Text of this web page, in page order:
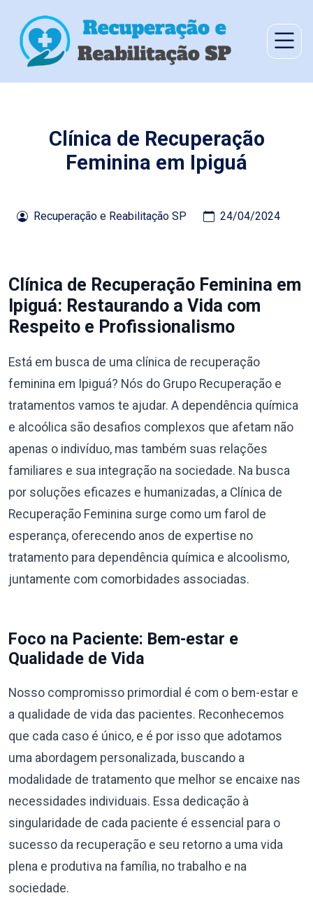
Clínica de Recuperação
Feminina em Ipiguá
Recuperação e Reabilitação SP 24/04/2024
Clínica de Recuperação Feminina em
Ipiguá: Restaurando a Vida com
Respeito e Profissionalismo
Está em busca de uma clínica de recuperação
feminina em Ipiguá? Nós do Grupo Recuperação e
tratamentos vamos te ajudar. A dependência química
e alcoólica são desafios complexos que afetam não
apenas o indivíduo, mas também suas relações
familiares e sua integração na sociedade. Na busca
por soluções eficazes e humanizadas, a Clínica de
Recuperação Feminina surge como um farol de
esperança, oferecendo anos de expertise no
tratamento para dependência química e alcoolismo,
juntamente com comorbidades associadas.
Foco na Paciente: Bem-estar e
Qualidade de Vida
Nosso compromisso primordial é com o bem-estar e
a qualidade de vida das pacientes. Reconhecemos
que cada caso é único, e é por isso que adotamos
uma abordagem personalizada, buscando a
modalidade de tratamento que melhor se encaixe nas
necessidades individuais. Essa dedicação à
singularidade de cada paciente é essencial para o
sucesso da recuperação e seu retorno a uma vida
plena e produtiva na família, no trabalho e na
sociedade.